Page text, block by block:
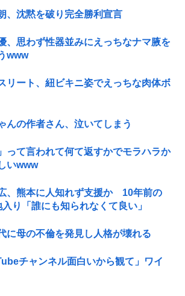
、沈黙を破り完全勝利宣言
、思わず性器並みにえっちなナマ腋を
www
リート、紐ビキニ姿でえっちな肉体ボ
んの作者さん、泣いてしまう
って言われて何て返すかでモラハラか
いwww
、熊本に人知れず支援か 10年前の
り「誰にも知られなくて良い」
に母の不倫を発見し人格が壊れる
チャンネル面白いから観て」ワイ